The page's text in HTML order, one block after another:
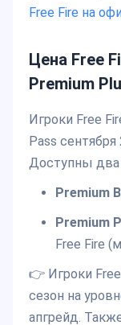
Free Fire на
Цена Free
Premium
Игроки Free
Pass
Доступны два
Premium
Premium
Free Fire
👉 Игроки
сезон на
апгрейд.